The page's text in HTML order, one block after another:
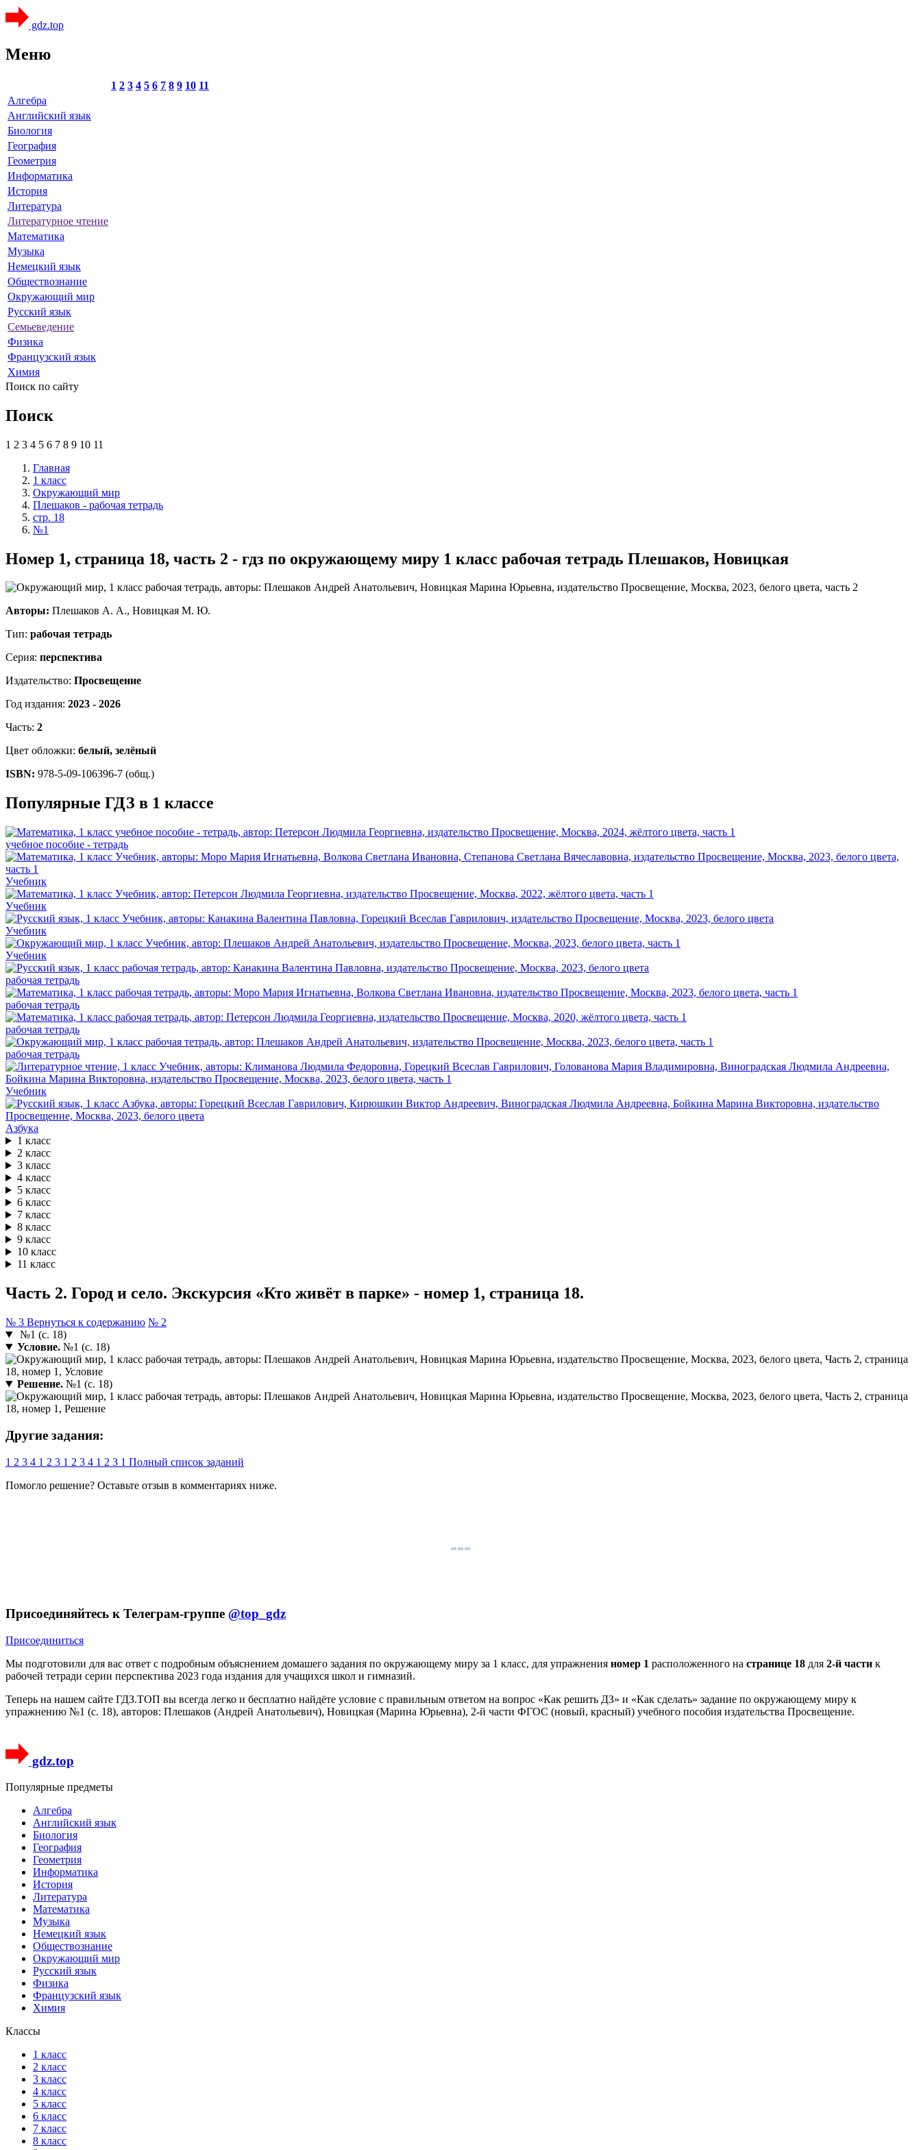
gdz.top
Меню
1 2 3 4 5 6 7 8 9 10 11
Алгебра
Английский язык
Биология
География
Геометрия
Информатика
История
Литература
Литературное чтение
Математика
Музыка
Немецкий язык
Обществознание
Окружающий мир
Русский язык
Семьеведение
Физика
Французский язык
Химия
Поиск по сайту
Поиск
1 2 3 4 5 6 7 8 9 10 11
Главная
1 класс
Окружающий мир
Плешаков - рабочая тетрадь
стр. 18
№1
Номер 1, страница 18, часть 2 - гдз по окружающему миру 1 класс рабочая тетрадь Плешаков, Новицкая
Авторы: Плешаков А. А., Новицкая М. Ю.
Тип: рабочая тетрадь
Серия: перспектива
Издательство: Просвещение
Год издания: 2023 - 2026
Часть: 2
Цвет обложки: белый, зелёный
ISBN: 978-5-09-106396-7 (общ.)
Популярные ГДЗ в 1 классе
учебное пособие - тетрадь
Учебник
Учебник
Учебник
Учебник
рабочая тетрадь
рабочая тетрадь
рабочая тетрадь
рабочая тетрадь
Учебник
Азбука
1 класс
2 класс
3 класс
4 класс
5 класс
6 класс
7 класс
8 класс
9 класс
10 класс
11 класс
Часть 2. Город и село. Экскурсия «Кто живёт в парке» - номер 1, страница 18.
№ 3 Вернуться к содержанию № 2
№1 (с. 18)
Условие.№1 (с. 18)
Решение.№1 (с. 18)
Другие задания:
1 2 3 4 1 2 3 1 2 3 4 1 2 3 1 Полный список заданий
Помогло решение? Оставьте отзыв в комментариях ниже.
Присоединяйтесь к Телеграм-группе @top_gdz
Присоединиться
Мы подготовили для вас ответ c подробным объяснением домашего задания по окружающему миру за 1 класс, для упражнения номер 1 расположенного на странице 18 для 2-й части к
рабочей тетради серии перспектива 2023 года издания для учащихся школ и гимназий.
Теперь на нашем сайте ГДЗ.ТОП вы всегда легко и бесплатно найдёте условие с правильным ответом на вопрос «Как решить ДЗ» и «Как сделать» задание по окружающему миру к
упражнению №1 (с. 18), авторов: Плешаков (Андрей Анатольевич), Новицкая (Марина Юрьевна), 2-й части ФГОС (новый, красный) учебного пособия издательства Просвещение.
gdz.top
Популярные предметы
Алгебра
Английский язык
Биология
География
Геометрия
Информатика
История
Литература
Математика
Музыка
Немецкий язык
Обществознание
Окружающий мир
Русский язык
Физика
Французский язык
Химия
Классы
1 класс
2 класс
3 класс
4 класс
5 класс
6 класс
7 класс
8 класс